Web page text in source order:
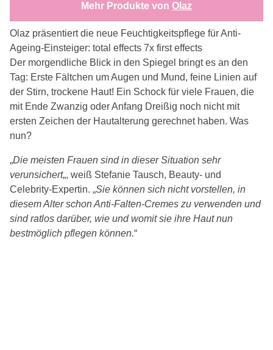
Mehr Produkte von Olaz
Olaz präsentiert die neue Feuchtigkeitspflege für Anti-
Ageing-Einsteiger: total effects 7x first effects
Der morgendliche Blick in den Spiegel bringt es an den
Tag: Erste Fältchen um Augen und Mund, feine Linien auf
der Stirn, trockene Haut! Ein Schock für viele Frauen, die
mit Ende Zwanzig oder Anfang Dreißig noch nicht mit
ersten Zeichen der Hautalterung gerechnet haben. Was
nun?
„Die meisten Frauen sind in dieser Situation sehr
verunsichert„, weiß Stefanie Tausch, Beauty- und
Celebrity-Expertin. „Sie können sich nicht vorstellen, in
diesem Alter schon Anti-Falten-Cremes zu verwenden und
sind ratlos darüber, wie und womit sie ihre Haut nun
bestmöglich pflegen können.“